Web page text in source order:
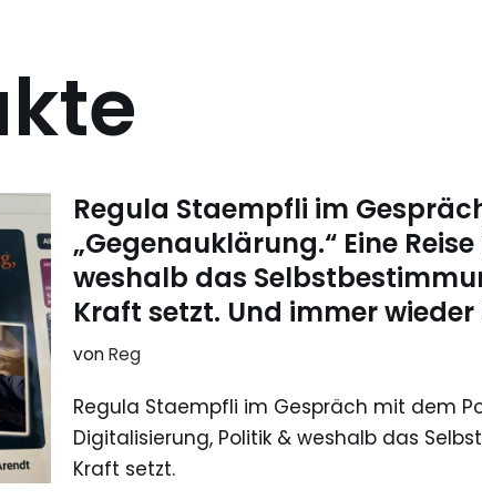
Regula Staempfli im
„Gegenauklärung.“ Eine
weshalb das
Kraft setzt. Und immer
vonReg
Regula Staempfli im Gespräch mit dem
Digitalisierung, Politik & weshalb das
Kraft setzt.